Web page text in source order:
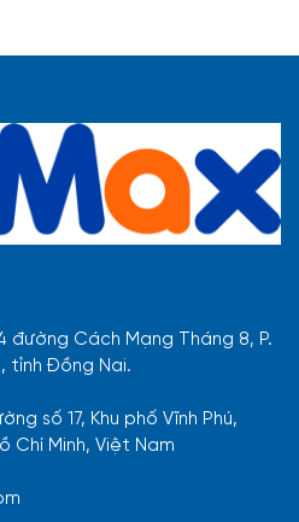
đường Cách Mạng Tháng 8, P.
tỉnh Đồng Nai.
số 17, Khu phố Vĩnh Phú,
Chí Minh, Việt Nam